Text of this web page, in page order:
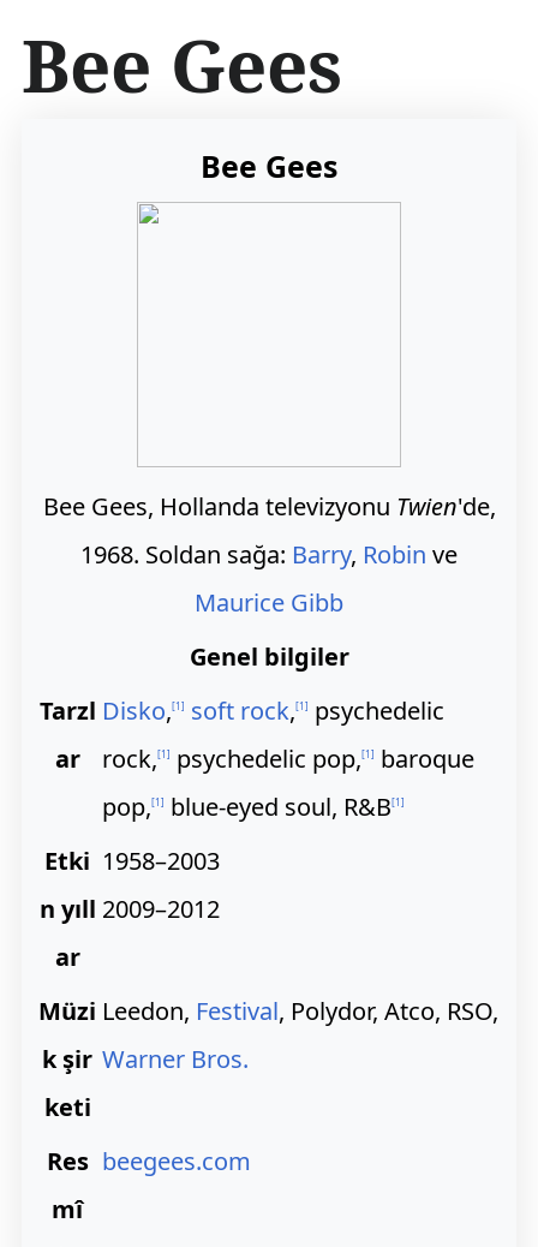
ç
r
Bee Gees
Bee Gees
Bee Gees, Hollanda televizyonu Twien'de,
1968. Soldan sağa: Barry, Robin ve
Maurice Gibb
Genel bilgiler
Tarzl
ar
Disko,[1] soft rock,[1]
psychedelic
rock,[1] psychedelic pop,[1]
baroque
pop,[1] blue-eyed soul, R&B[1]
Etki
n yıll
ar
1958–2003
2009–2012
Müzi
k şir
keti
Leedon, Festival, Polydor, Atco, RSO,
Warner Bros.
Res
mî
beegees.com